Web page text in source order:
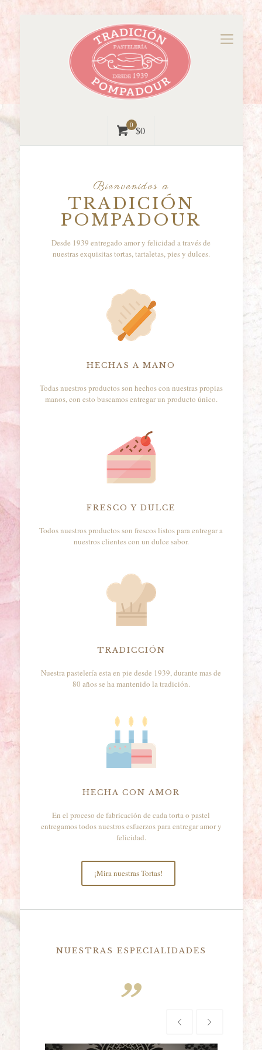
0 $0
Bienvenidos a
TRADICIÓN
POMPADOUR
Desde 1939 entregado amor y felicidad a través de
nuestras exquisitas tortas, tartaletas, pies y dulces.
HECHAS A MANO
Todas nuestros productos son hechos con nuestras propias
manos, con esto buscamos entregar un producto único.
FRESCO Y DULCE
Todos nuestros productos son frescos listos para entregar a
nuestros clientes con un dulce sabor.
TRADICCIÓN
Nuestra pastelería esta en pie desde 1939, durante mas de
80 años se ha mantenido la tradición.
HECHA CON AMOR
En el proceso de fabricación de cada torta o pastel
entregamos todos nuestros esfuerzos para entregar amor y
felicidad.
¡Mira nuestras Tortas!
NUESTRAS ESPECIALIDADES